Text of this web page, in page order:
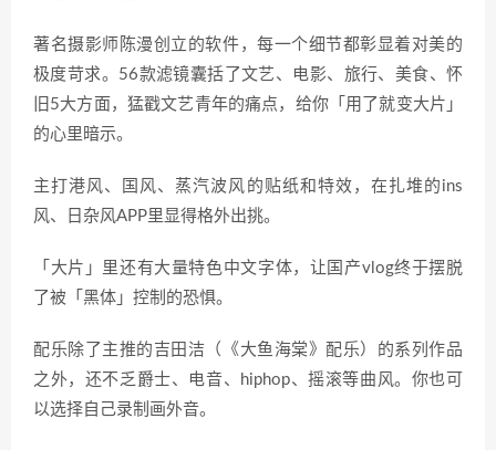
著名摄影师陈漫创立的软件，每一个细节都彰显着对美的
极度苛求。56款滤镜囊括了文艺、电影、旅行、美食、怀
旧5大方面，猛戳文艺青年的痛点，给你「用了就变大片」
的心里暗示。
主打港风、国风、蒸汽波风的贴纸和特效，在扎堆的ins
风、日杂风APP里显得格外出挑。
「大片」里还有大量特色中文字体，让国产vlog终于摆脱
了被「黑体」控制的恐惧。
配乐除了主推的吉田洁（《大鱼海棠》配乐）的系列作品
之外，还不乏爵士、电音、hiphop、摇滚等曲风。你也可
以选择自己录制画外音。